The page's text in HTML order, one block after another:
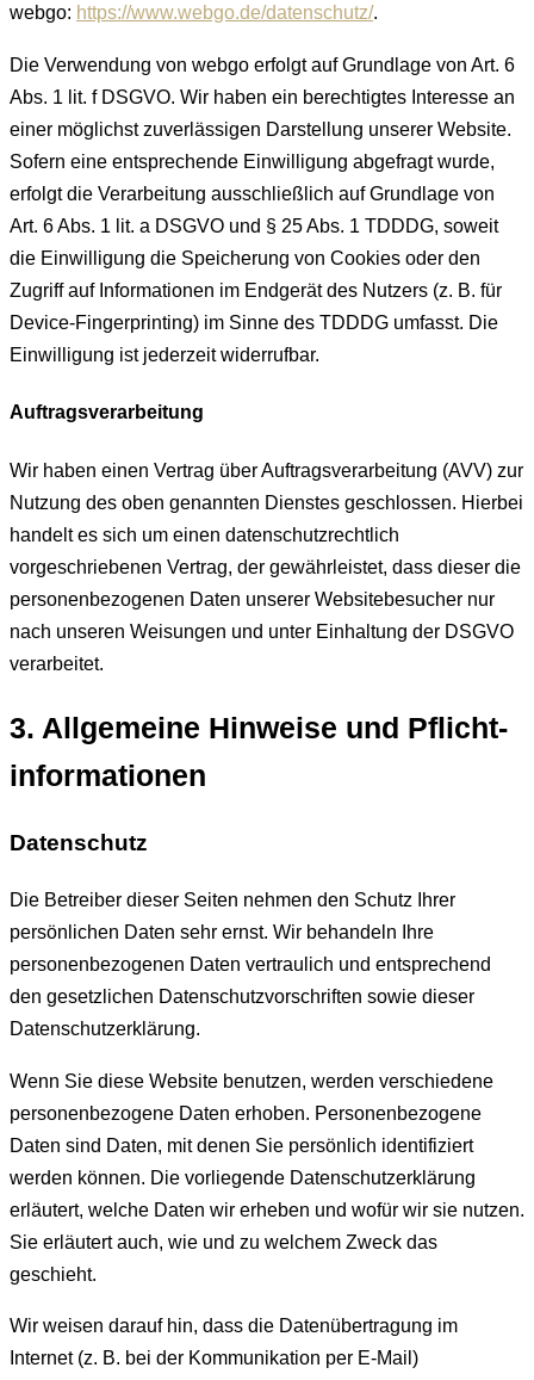
webgo: https://www.webgo.de/datenschutz/.
Die Verwendung von webgo erfolgt auf Grundlage von Art. 6
Abs. 1 lit. f DSGVO. Wir haben ein berechtigtes Interesse an
einer möglichst zuverlässigen Darstellung unserer Website.
Sofern eine entsprechende Einwilligung abgefragt wurde,
erfolgt die Verarbeitung ausschließlich auf Grundlage von
Art. 6 Abs. 1 lit. a DSGVO und § 25 Abs. 1 TDDDG, soweit
die Einwilligung die Speicherung von Cookies oder den
Zugriff auf Informationen im Endgerät des Nutzers (z. B. für
Device-Fingerprinting) im Sinne des TDDDG umfasst. Die
Einwilligung ist jederzeit widerrufbar.
Auftragsverarbeitung
Wir haben einen Vertrag über Auftragsverarbeitung (AVV) zur
Nutzung des oben genannten Dienstes geschlossen. Hierbei
handelt es sich um einen datenschutzrechtlich
vorgeschriebenen Vertrag, der gewährleistet, dass dieser die
personenbezogenen Daten unserer Websitebesucher nur
nach unseren Weisungen und unter Einhaltung der DSGVO
verarbeitet.
3. Allgemeine Hinweise und Pflicht­
informationen
Datenschutz
Die Betreiber dieser Seiten nehmen den Schutz Ihrer
persönlichen Daten sehr ernst. Wir behandeln Ihre
personenbezogenen Daten vertraulich und entsprechend
den gesetzlichen Datenschutzvorschriften sowie dieser
Datenschutzerklärung.
Wenn Sie diese Website benutzen, werden verschiedene
personenbezogene Daten erhoben. Personenbezogene
Daten sind Daten, mit denen Sie persönlich identifiziert
werden können. Die vorliegende Datenschutzerklärung
erläutert, welche Daten wir erheben und wofür wir sie nutzen.
Sie erläutert auch, wie und zu welchem Zweck das
geschieht.
Wir weisen darauf hin, dass die Datenübertragung im
Internet (z. B. bei der Kommunikation per E-Mail)